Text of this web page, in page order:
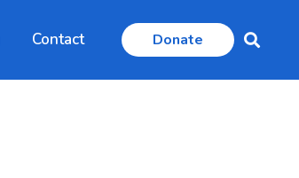
Contact Donate